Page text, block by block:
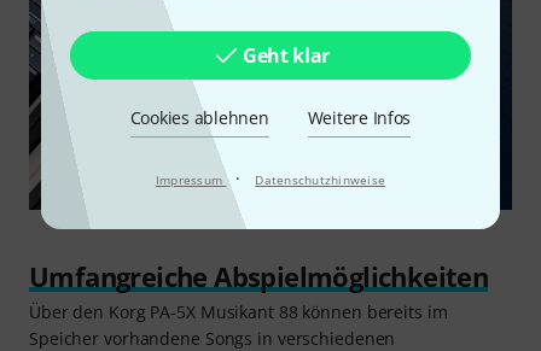
Geht klar
Cookies ablehnen Weitere Infos
Impressum · Datenschutzhinweise
Umfangreiche Abspielmöglichkeiten
Über den Korg PA-5X Musikant 88 können bereits im
Speicher vorhandene Songs in verschiedenen